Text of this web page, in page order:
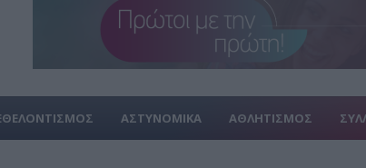
ΑΣΤΥΝΟΜΙΚΑ ΑΘΛΗΤΙΣΜΟΣ